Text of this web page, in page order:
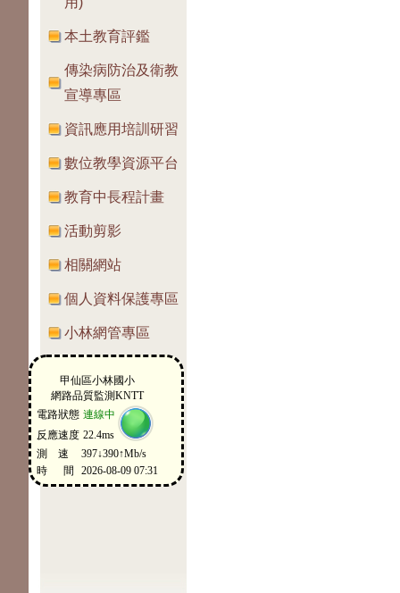
本土教育評鑑
傳染病防治及衛教
宣導專區
資訊應用培訓研習
數位教學資源平台
教育中長程計畫
活動剪影
相關網站
個人資料保護專區
小林網管專區